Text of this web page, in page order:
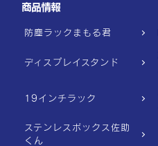
商品情報
防塵ラックまもる君
ディスプレイスタンド
19インチラック
ステンレスボックス佐助
くん